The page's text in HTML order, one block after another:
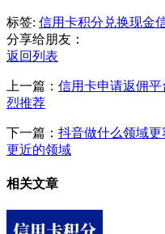
标签: 信用卡积分兑换现金
分享给朋友：
返回列表
上一篇： 信用卡申请返佣
烈推荐
下一篇： 抖音做什么领域
更近的领域
相关文章